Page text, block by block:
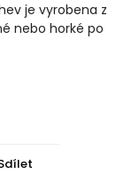
je vyrobena z
nebo horké po